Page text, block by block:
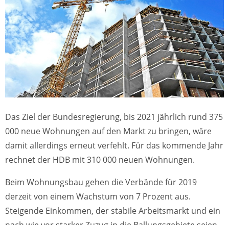
Das Ziel der Bundesregierung, bis 2021 jährlich rund 375
000 neue Wohnungen auf den Markt zu bringen, wäre
damit allerdings erneut verfehlt. Für das kommende Jahr
rechnet der HDB mit 310 000 neuen Wohnungen.
Beim Wohnungsbau gehen die Verbände für 2019
derzeit von einem Wachstum von 7 Prozent aus.
Steigende Einkommen, der stabile Arbeitsmarkt und ein